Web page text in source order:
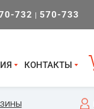
732 | 570-733
КОНТАКТЫ